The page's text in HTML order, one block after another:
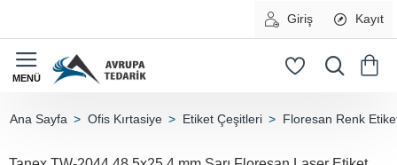
Giriş Kayıt
Ofis Kırtasiye Etiket Çeşitleri Floresan Renk